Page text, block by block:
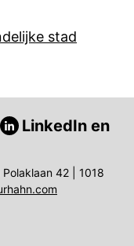
stad
LinkedIn en
42 | 1018